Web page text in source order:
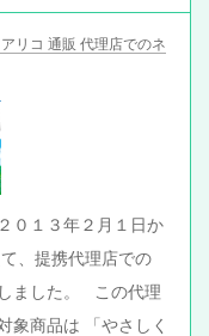
リコ 通販 代理店でのネ
０１３年２月１日か
、提携代理店での
ました。 この代理
象商品は 「やさしく